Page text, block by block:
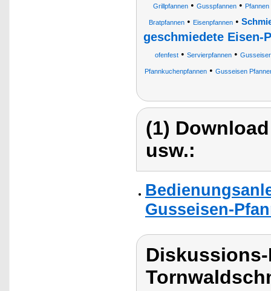
Grillpfannen• Gusspfannen• Pfannen
Bratpfannen • Eisenpfannen •
geschmiedete Eisen-
ofenfest• Servierpfannen•
Pfannkuchenpfannen • Gusseisen
(1)
usw.:
Gusseisen-